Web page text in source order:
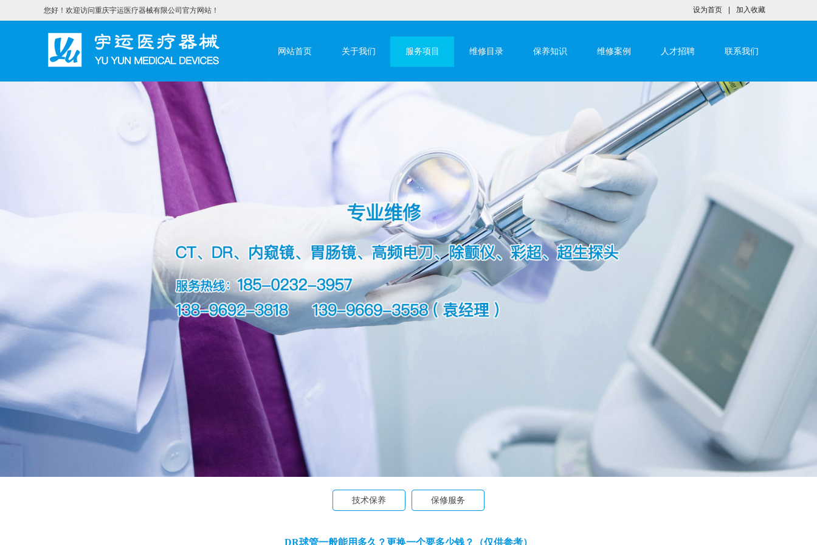
您好！欢迎访问重庆宇运医疗器械有限公司官方网站！ 设为首页 加入收藏
网站首页 关于我们 服务项目 维修目录 保养知识 维修案例 人才招聘 联系我们
技术保养 保修服务
DR球管一般能用多久？更换一个要多少钱？（仅供参考）